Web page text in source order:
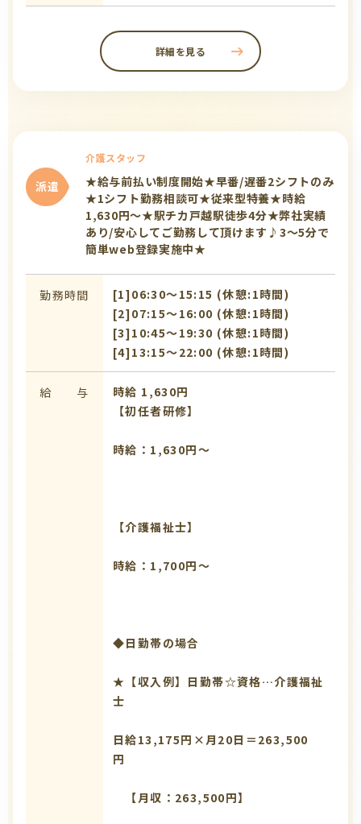
詳細を見る
派遣
介護スタッフ
★給与前払い制度開始★早番/遅番2シフトのみ
★1シフト勤務相談可★従来型特養★時給
1,630円～★駅チカ戸越駅徒歩4分★弊社実績
あり/安心してご勤務して頂けます♪3～5分で
簡単web登録実施中★
勤務時間
[1]06:30〜15:15 (休憩:1時間)
[2]07:15〜16:00 (休憩:1時間)
[3]10:45〜19:30 (休憩:1時間)
[4]13:15〜22:00 (休憩:1時間)
給 与
時給 1,630円
【初任者研修】
時給：1,630円～
【介護福祉士】
時給：1,700円～
◆日勤帯の場合
★【収入例】日勤帯☆資格…介護福祉
士
日給13,175円×月20日＝263,500
円
【月収：263,500円】